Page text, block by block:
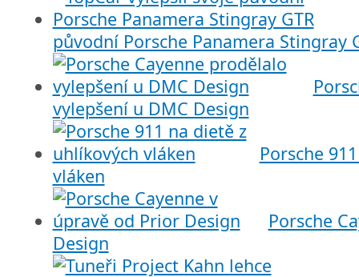
původní Porsche Panamera Stingray
vylepšení u DMC Design
Porsche
vláken
Porsche
Design